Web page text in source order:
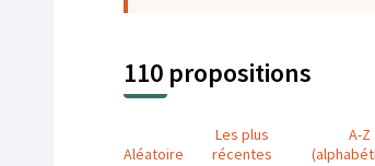
110 propositions
Aléatoire
Les plus
récentes
A-Z